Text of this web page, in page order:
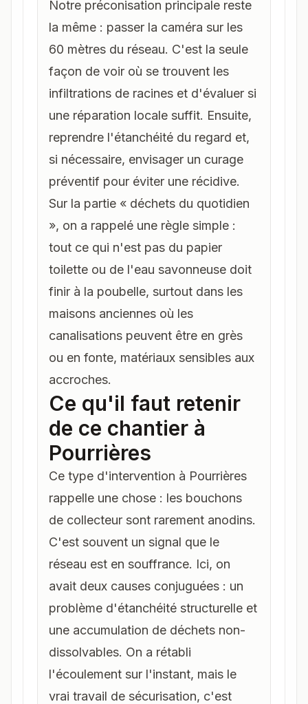
Notre préconisation principale reste
la même : passer la caméra sur les
60 mètres du réseau. C'est la seule
façon de voir où se trouvent les
infiltrations de racines et d'évaluer si
une réparation locale suffit. Ensuite,
reprendre l'étanchéité du regard et,
si nécessaire, envisager un curage
préventif pour éviter une récidive.
Sur la partie « déchets du quotidien
», on a rappelé une règle simple :
tout ce qui n'est pas du papier
toilette ou de l'eau savonneuse doit
finir à la poubelle, surtout dans les
maisons anciennes où les
canalisations peuvent être en grès
ou en fonte, matériaux sensibles aux
accroches.
Ce qu'il faut retenir
de ce chantier à
Pourrières
Ce type d'intervention à Pourrières
rappelle une chose : les bouchons
de collecteur sont rarement anodins.
C'est souvent un signal que le
réseau est en souffrance. Ici, on
avait deux causes conjuguées : un
problème d'étanchéité structurelle et
une accumulation de déchets non-
dissolvables. On a rétabli
l'écoulement sur l'instant, mais le
vrai travail de sécurisation, c'est